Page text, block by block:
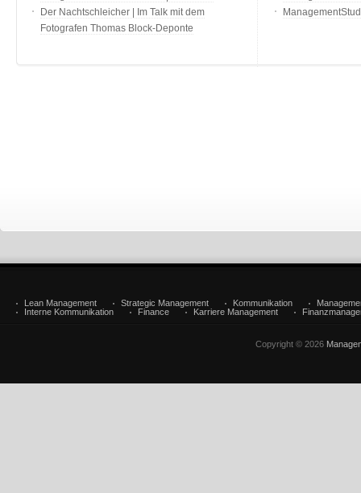
Der Nachtschleicher | Im Talk mit dem
Fotografen Thomas Block-Deponte
Lean Management Strategic Management Kommunikation
Interne Kommunikation
Finance Karriere Management
Copyright © 2026